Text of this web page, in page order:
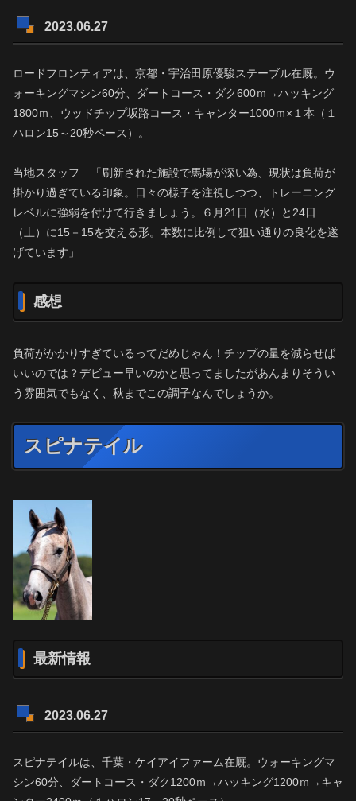
2023.06.27
ロードフロンティアは、京都・宇治田原優駿ステーブル在厩。ウ
ォーキングマシン60分、ダートコース・ダク600ｍ→ハッキング
1800ｍ、ウッドチップ坂路コース・キャンター1000ｍ×１本（１
ハロン15～20秒ペース）。
当地スタッフ 「刷新された施設で馬場が深い為、現状は負荷が
掛かり過ぎている印象。日々の様子を注視しつつ、トレーニング
レベルに強弱を付けて行きましょう。６月21日（水）と24日
（土）に15－15を交える形。本数に比例して狙い通りの良化を遂
げています」
感想
負荷がかかりすぎているってだめじゃん！チップの量を減らせば
いいのでは？デビュー早いのかと思ってましたがあんまりそうい
う雰囲気でもなく、秋までこの調子なんでしょうか。
スピナテイル
最新情報
2023.06.27
スピナテイルは、千葉・ケイアイファーム在厩。ウォーキングマ
シン60分、ダートコース・ダク1200ｍ→ハッキング1200ｍ→キャ